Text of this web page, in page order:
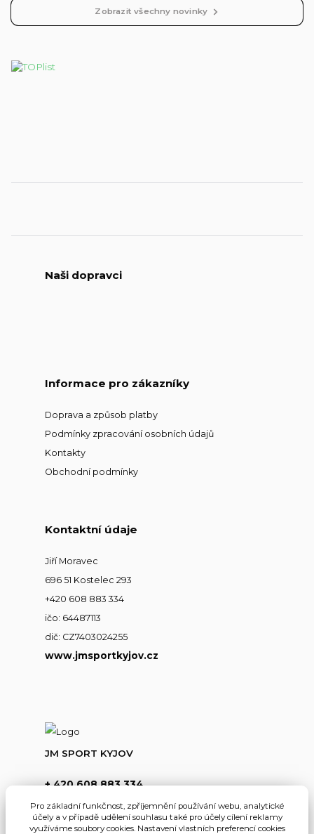
Zobrazit všechny novinky
Naši dopravci
Informace pro zákazníky
Doprava a způsob platby
Podmínky zpracování osobních údajů
Kontakty
Obchodní podmínky
Kontaktní údaje
Jiří Moravec
696 51 Kostelec 293
+420 608 883 334
ičo: 64487113
dič: CZ7403024255
www.jmsportkyjov.cz
JM SPORT KYJOV
+ 420 608 883 334
info@jmsportkyjov.cz
Pro základní funkčnost, zpříjemnění používání webu, analytické
účely a v případě udělení souhlasu také pro účely cílení reklamy
využíváme soubory cookies. Nastavení vlastních preferencí cookies